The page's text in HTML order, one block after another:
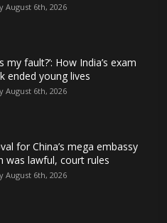
August 6th, 2026
my fault?’: How India’s exam
ended young lives
August 6th, 2026
for China’s mega embassy
was lawful, court rules
August 6th, 2026